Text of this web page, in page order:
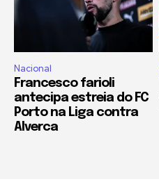
Nacional
Francesco farioli
antecipa estreia do FC
Porto na Liga contra
Alverca